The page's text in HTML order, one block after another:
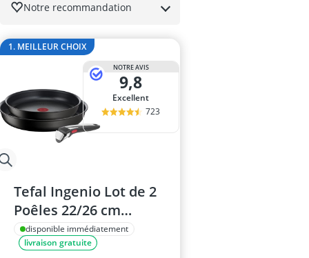
Notre recommandation
1. MEILLEUR CHOIX
NOTRE AVIS
9,8
Excellent
723
Tefal Ingenio Lot de 2
Poêles 22/26 cm
L3959843
disponible immédiatement
livraison gratuite